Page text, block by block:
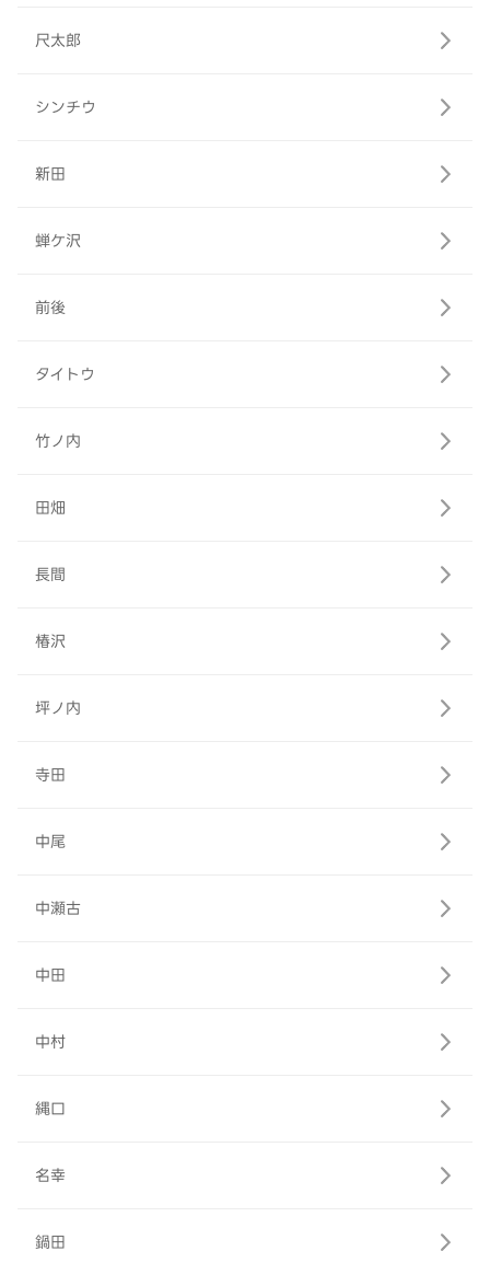
尺太郎
シンチウ
新田
蝉ケ沢
前後
タイトウ
竹ノ内
田畑
長間
椿沢
坪ノ内
寺田
中尾
中瀬古
中田
中村
縄口
名幸
鍋田